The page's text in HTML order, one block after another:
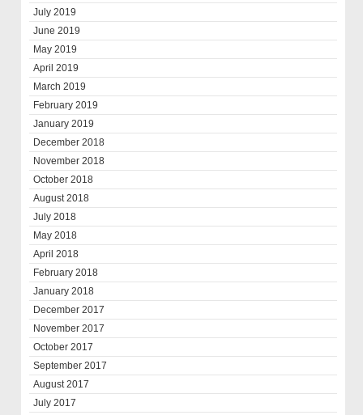
July 2019
June 2019
May 2019
April 2019
March 2019
February 2019
January 2019
December 2018
November 2018
October 2018
August 2018
July 2018
May 2018
April 2018
February 2018
January 2018
December 2017
November 2017
October 2017
September 2017
August 2017
July 2017